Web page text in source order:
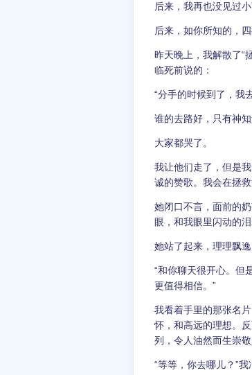
后来，我再也没见过小
后来，如你所知的，
昨天晚上，我解散了“
临死前说的：
“分手的时候到了，我
谁的去路好，只有神知
大家都哭了。
我让他们走了，但是
诚的赞歌。我会在拯
她闭口不言，面前的
眼，和我眼里闪动的泪
她站了起来，理理飘
“和你聊天很开心。但
更值得相信。”
我看着手里的那张名
怀，和高远的理想。
列，令人油然而生崇敬
“等等，你去哪儿？”我